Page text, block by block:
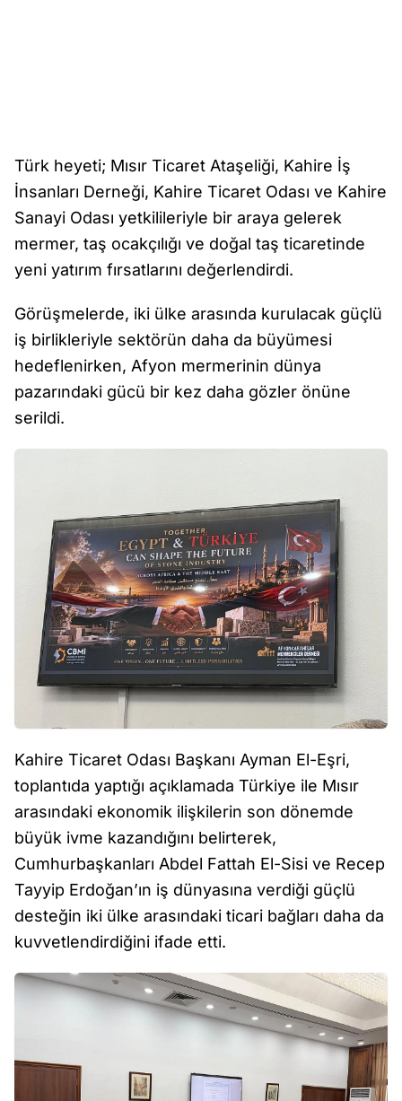
Türk heyeti; Mısır Ticaret Ataşeliği, Kahire İş
İnsanları Derneği, Kahire Ticaret Odası ve Kahire
Sanayi Odası yetkilileriyle bir araya gelerek
mermer, taş ocakçılığı ve doğal taş ticaretinde
yeni yatırım fırsatlarını değerlendirdi.
Görüşmelerde, iki ülke arasında kurulacak güçlü
iş birlikleriyle sektörün daha da büyümesi
hedeflenirken, Afyon mermerinin dünya
pazarındaki gücü bir kez daha gözler önüne
serildi.
Kahire Ticaret Odası Başkanı Ayman El-Eşri,
toplantıda yaptığı açıklamada Türkiye ile Mısır
arasındaki ekonomik ilişkilerin son dönemde
büyük ivme kazandığını belirterek,
Cumhurbaşkanları Abdel Fattah El-Sisi ve Recep
Tayyip Erdoğan’ın iş dünyasına verdiği güçlü
desteğin iki ülke arasındaki ticari bağları daha da
kuvvetlendirdiğini ifade etti.